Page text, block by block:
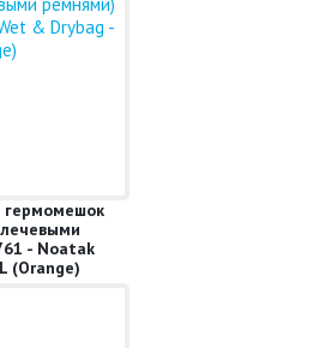
- Noatak
(Orange)